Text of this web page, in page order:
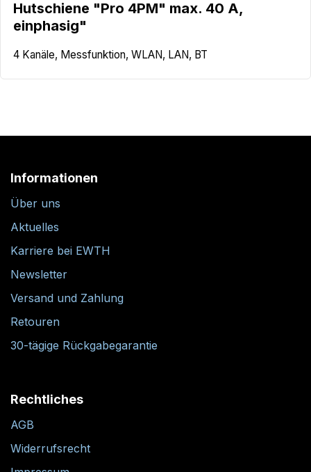
Hutschiene "Pro 4PM" max. 40 A,
einphasig"
4 Kanäle, Messfunktion, WLAN, LAN, BT
Informationen
Über uns
Aktuelles
Karriere bei EWTH
Newsletter
Versand und Zahlung
Retouren
30-tägige Rückgabegarantie
Rechtliches
AGB
Widerrufsrecht